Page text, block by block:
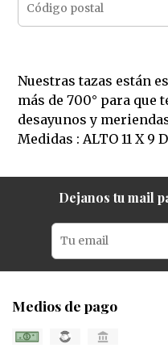
Nuestras tazas están
más de 700° para que
desayunos y
Medidas : ALTO 11 X 9
Dejanos tu mail
Medios de pago